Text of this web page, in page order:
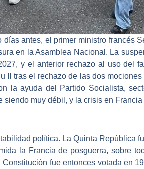
antes, el primer ministro francés
en la Asamblea Nacional. La
y el anterior rechazo al uso del
II tras el rechazo de las dos mociones
la ayuda del Partido Socialista,
muy débil, y la crisis en
política. La Quinta República
la Francia de posguerra, sobre
fue entonces votada en